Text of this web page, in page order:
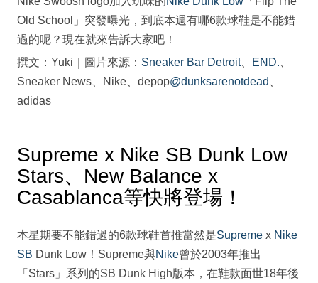
Old School」突發曝光，到底本週有哪6款球鞋是不能錯
過的呢？現在就來告訴大家吧！
撰文：Yuki｜圖片來源： Sneaker Bar Detroit、 END.
Sneaker News、Nike、depop@dunksarenotdead
adidas
Supreme x Nike SB Dunk Low
Stars、New Balance x
Casablanca等快將登場！
本星期要不能錯過的6款球鞋首推當然是Supreme x Nike
SB Dunk Low！Supreme與Nike曾於2003年推出
「Stars」系列的SB Dunk High版本，在鞋款面世18年後